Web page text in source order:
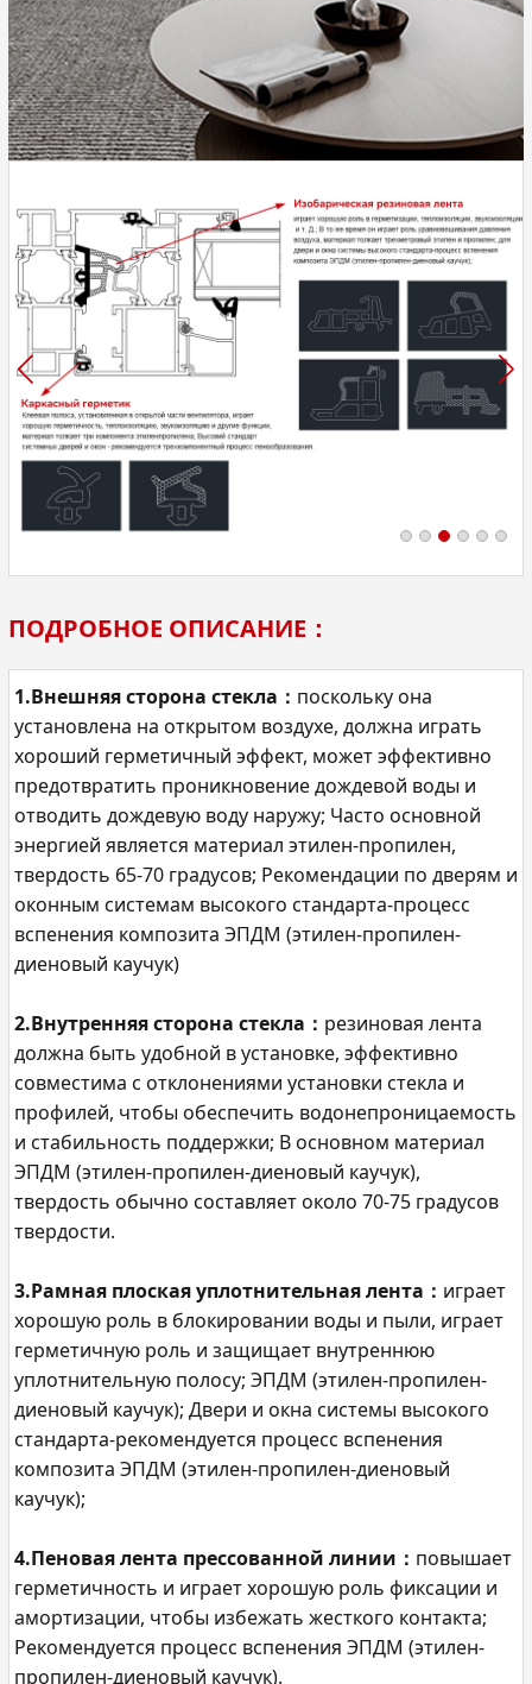
ПОДРОБНОЕ ОПИСАНИЕ：
1.Внешняя сторона стекла： поскольку она
установлена на открытом воздухе, должна играть
хороший герметичный эффект, может эффективно
предотвратить проникновение дождевой воды и
отводить дождевую воду наружу; Часто основной
энергией является материал этилен-пропилен,
твердость 65-70 градусов; Рекомендации по дверям и
оконным системам высокого стандарта-процесс
вспенения композита ЭПДМ (этилен-пропилен-
диеновый каучук)
2.Внутренняя сторона стекла： резиновая лента
должна быть удобной в установке, эффективно
совместима с отклонениями установки стекла и
профилей, чтобы обеспечить водонепроницаемость
и стабильность поддержки; В основном материал
ЭПДМ (этилен-пропилен-диеновый каучук),
твердость обычно составляет около 70-75 градусов
твердости.
3.Рамная плоская уплотнительная лента： играет
хорошую роль в блокировании воды и пыли, играет
герметичную роль и защищает внутреннюю
уплотнительную полосу; ЭПДМ (этилен-пропилен-
диеновый каучук); Двери и окна системы высокого
стандарта-рекомендуется процесс вспенения
композита ЭПДМ (этилен-пропилен-диеновый
каучук);
4.Пеновая лента прессованной линии： повышает
герметичность и играет хорошую роль фиксации и
амортизации, чтобы избежать жесткого контакта;
Рекомендуется процесс вспенения ЭПДМ (этилен-
пропилен-диеновый каучук).